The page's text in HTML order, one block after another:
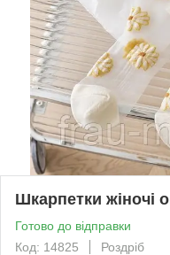
Шкарпетки жіночі
Готово до відправки
Код: 14825
Роздріб